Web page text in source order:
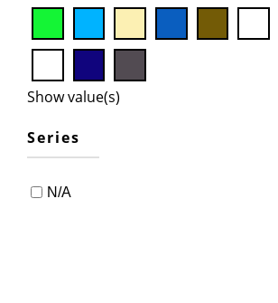
Show value(s)
Series
N/A